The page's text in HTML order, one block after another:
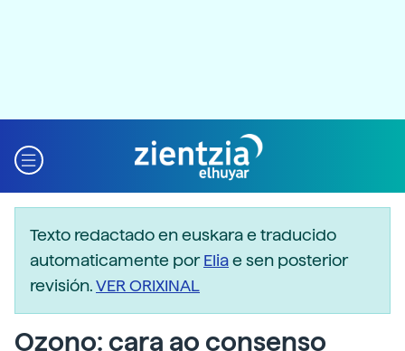
Texto redactado en euskara e traducido
automaticamente porEliae sen posterior
revisión.VER ORIXINAL
Ozono: cara ao consenso